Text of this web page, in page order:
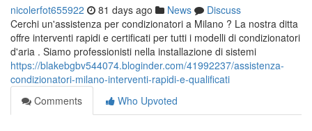
nicolerfot655922 81 days ago News
Discuss
Cerchi un'assistenza per condizionatori a Milano ? La nostra ditta
offre interventi rapidi e certificati per tutti i modelli di condizionatori
d'aria . Siamo professionisti nella installazione di sistemi
https://blakebgbv544074.bloginder.com/41992237/assistenza-
condizionatori-milano-interventi-rapidi-e-qualificati
Comments
Who Upvoted